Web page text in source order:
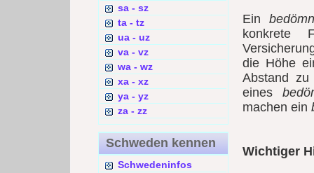
sa - sz
ta - tz
ua - uz
va - vz
wa - wz
xa - xz
ya - yz
za - zz
Schweden kennen
Schwedeninfos
Ein
konkrete
die Höhe
Abstand
eines
machen ein
Wichtiger